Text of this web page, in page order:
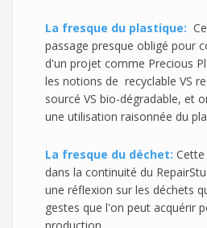
La fresque du plastique:
passage presque obligé pour
d'un projet comme Precious
les notions de recyclable VS
sourcé VS bio-dégradable, et
une utilisation raisonnée du
La fresque du déchet:
dans la continuité du
une réflexion sur les déchets
gestes que l'on peut acquérir